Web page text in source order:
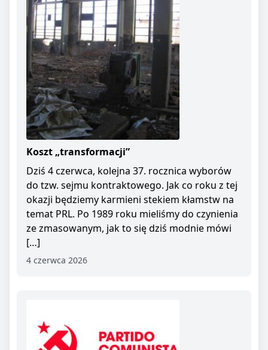
Koszt „transformacji”
Dziś 4 czerwca, kolejna 37. rocznica wyborów
do tzw. sejmu kontraktowego. Jak co roku z tej
okazji będziemy karmieni stekiem kłamstw na
temat PRL. Po 1989 roku mieliśmy do czynienia
ze zmasowanym, jak to się dziś modnie mówi
[…]
4 czerwca 2026